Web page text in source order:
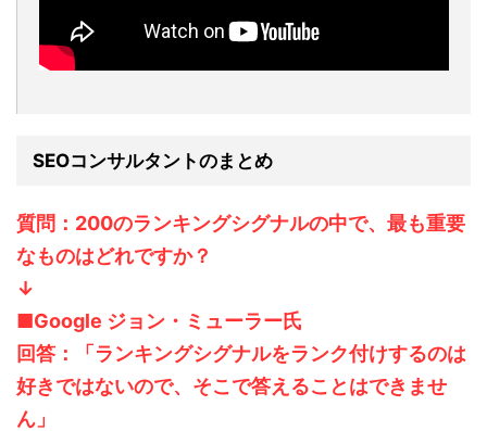
SEOコンサルタントのまとめ
質問：200のランキングシグナルの中で、最も重要
なものはどれですか？
↓
■Google ジョン・ミューラー氏
回答：「ランキングシグナルをランク付けするのは
好きではないので、そこで答えることはできませ
ん」